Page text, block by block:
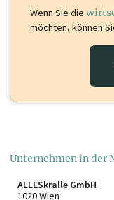
Wenn Sie die
möchten, können
Unternehmen in der
ALLESkralle GmbH
1020 Wien